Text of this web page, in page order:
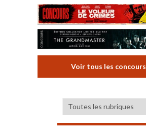
Voir tous les concours